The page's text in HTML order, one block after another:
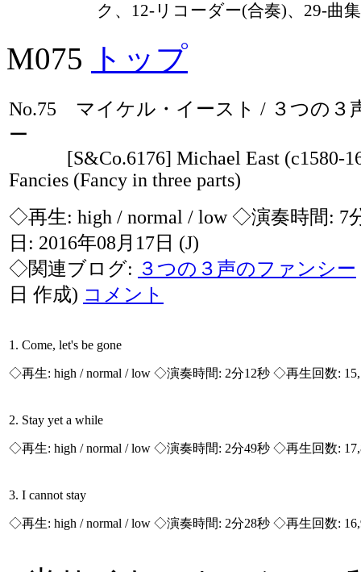
ク、12-リコーダー(合奏)、29-曲
M075 トップ
No.75 マイケル・イースト / ３つの３
ー
[S&Co.6176] Michael East (c1580-
Fancies (Fancy in three parts)
◇再生: high / normal / low ◇演奏時間: 7
日: 2016年08月17日 (J)
◇関連ブログ: ３つの３声のファンシー
日 作成) コメント
1. Come, let's be gone
◇再生: high / normal / low ◇演奏時間: 2分12秒 ◇再生回数:
2. Stay yet a while
◇再生: high / normal / low ◇演奏時間: 2分49秒 ◇再生回数:
3. I cannot stay
◇再生: high / normal / low ◇演奏時間: 2分28秒 ◇再生回数: